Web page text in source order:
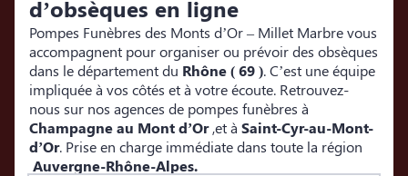
d’obsèques en ligne
Pompes Funèbres des Monts d’Or – Millet Marbrevous
accompagnent pour organiser ou prévoir des obsèques
dans le département du Rhône( 69 ). C’est une équipe
impliquée à vos côtés et à votre écoute. Retrouvez-
nous sur nos agences de pompes funèbres à
Champagne au Mont d’Or,et à Saint-Cyr-au-Mont-
d’Or. Prise en charge immédiate dans toute la région
Auvergne-Rhône-Alpes.